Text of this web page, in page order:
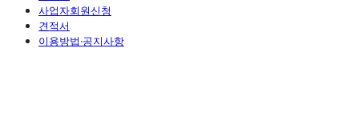
사업자회원신청
견적서
이용방법·공지사항